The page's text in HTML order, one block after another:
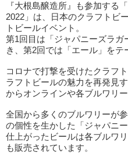
『大根島醸造所』も参加する
2022」は、日本のクラフトビ
トビールイベント。
第1回目は「ジャパニーズラ
き、第2回では「エール」をテ
コロナで打撃を受けたクラフ
ラフトビールの魅力を再発見
からオンラインや各ブルワリー
全国から多くのブルワリーが
の個性を生かした「ジャパニ
仕上がったビールは各ブルワ
も販売されています。